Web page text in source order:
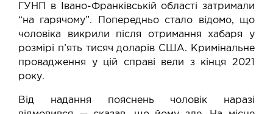
ГУНП в Івано-Франківській області затримали
“на гарячому”. Попередньо стало відомо, що
чоловіка викрили після отримання хабаря у
розмірі п’ять тисяч доларів США. Кримінальне
провадження у цій справі вели з кінця 2021
року.
Від надання пояснень чоловік наразі